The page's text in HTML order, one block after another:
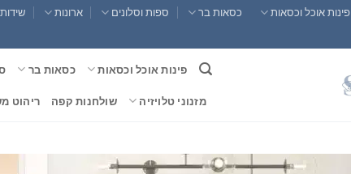
פינות אוכל וכסאות כסאות בר ספות וסלונים ארונות שידות
פינות אוכל וכסאות כסאות בר
מזנוני טלויזיה שולחנות קפה ריהוט